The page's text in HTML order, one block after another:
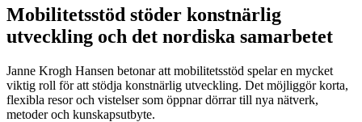
Mobilitetsstöd stöder konstnärlig
utveckling och det nordiska samarbetet
Janne Krogh Hansen betonar att mobilitetsstöd spelar en mycket
viktig roll för att stödja konstnärlig utveckling. Det möjliggör korta,
flexibla resor och vistelser som öppnar dörrar till nya nätverk,
metoder och kunskapsutbyte.